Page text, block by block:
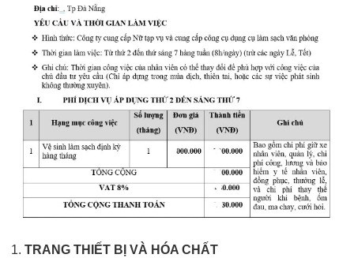
TRANG THIẾT BỊ VÀ HÓA CHẤT